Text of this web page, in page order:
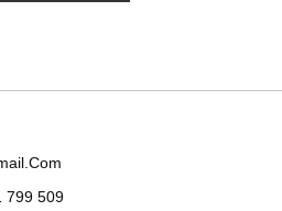
799 509